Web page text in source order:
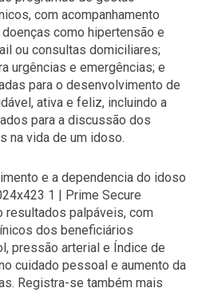
com acompanhamento
como hipertensão e
ou consultas domiciliares;
urgências e emergências; e
para o desenvolvimento de
ativa e feliz, incluindo a
para a discussão dos
na vida de um idoso.
resultados palpáveis, com
dos beneficiários
pressão arterial e Índice de
cuidado pessoal e aumento da
Registra-se também mais